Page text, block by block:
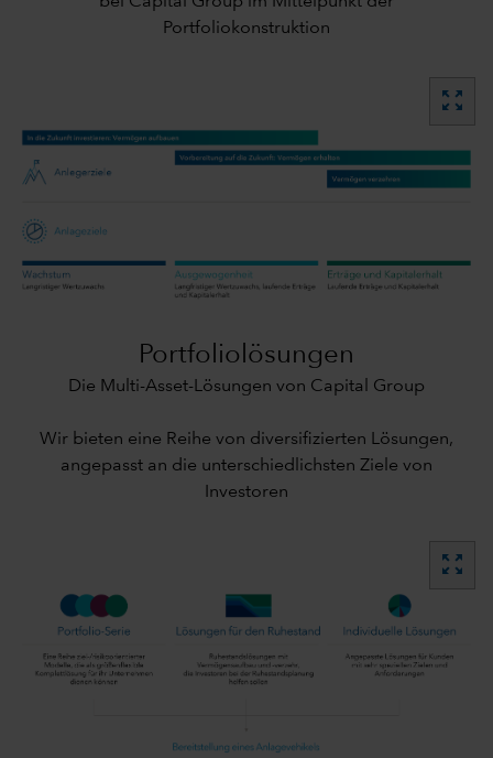
Portfoliokonstruktion
zoom_out_map
Portfoliolösungen
Die Multi-Asset-Lösungen von Capital Group
Wir bieten eine Reihe von diversifizierten Lösungen,
angepasst an die unterschiedlichsten Ziele von
Investoren
zoom_out_map